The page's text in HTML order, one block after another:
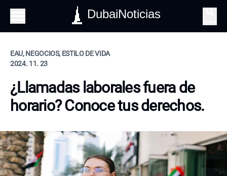
DubaiNoticias
EAU, NEGOCIOS, ESTILO DE VIDA
2024. 11. 23
¿Llamadas laborales fuera de
horario? Conoce tus derechos.